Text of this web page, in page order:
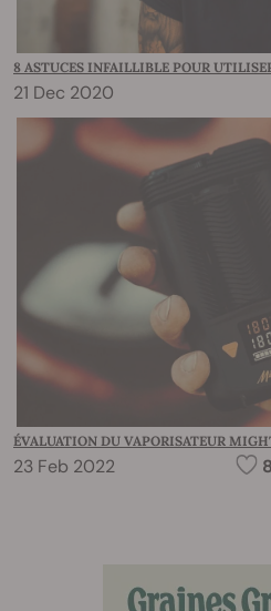
8 ASTUCES INFAILLIBLE POUR
21 Dec 2020
ÉVALUATION DU VAPORISATEUR
23 Feb 2022